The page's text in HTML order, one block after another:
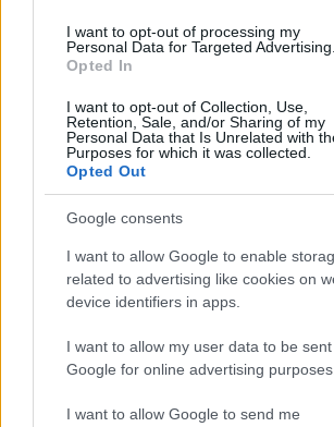
I want to opt-out of processing my
Personal Data for Targeted Advertising.
Opted In
I want to opt-out of Collection, Use,
Retention, Sale, and/or Sharing of my
Personal Data that Is Unrelated with
Purposes for which it was collected.
Opted Out
Google consents
I want to allow Google to enable
related to advertising like cookies on
device identifiers in apps.
I want to allow my user data to be
Google for online advertising purposes.
I want to allow Google to send me
Σχόλια
Σχολίασε
Υποβολή σχολίου